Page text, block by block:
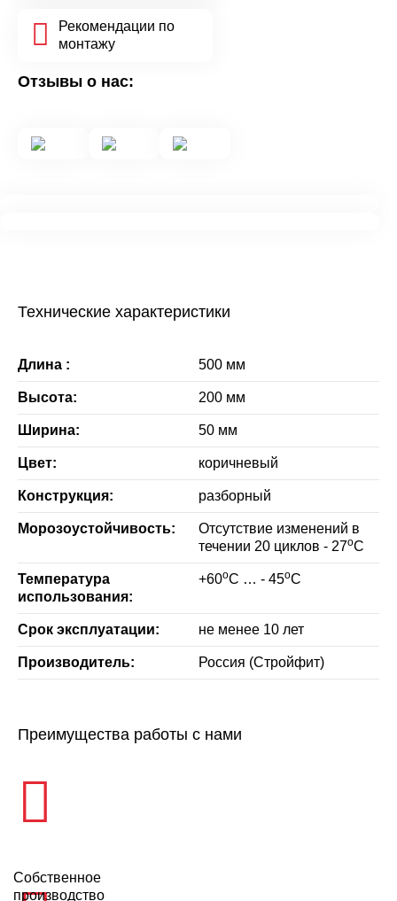
Рекомендации по
монтажу
Отзывы о нас:
Технические характеристики
Длина : 500 мм
Высота: 200 мм
Ширина: 50 мм
Цвет: коричневый
Конструкция: разборный
Морозоустойчивость:
Отсутствие изменений в
течении 20 циклов - 27оС
Температура
использования:
+60оС … - 45оС
Срок эксплуатации: не менее 10 лет
Производитель: Россия (Стройфит)
Преимущества работы с нами
Собственное
производство